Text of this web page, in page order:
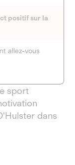
positif sur la
allez-vous
sport
dans